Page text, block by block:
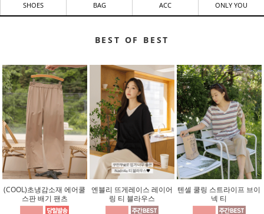
SHOES BAG ACC ONLY YOU
BEST OF BEST
(COOL)초냉감소재 에어쿨
스판 배기 팬츠
엔블리 뜨게레이스 레이어
링 티 블라우스
텐셀 쿨링 스트라이프 브이
넥 티